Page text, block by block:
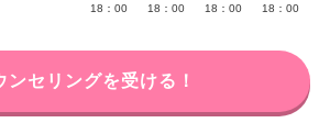
18：00
18：00
18：00
18：00
ンセリングを受ける！